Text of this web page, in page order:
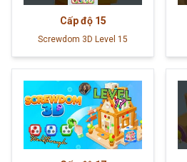
Cấp độ 15
Screwdom 3D Level 15